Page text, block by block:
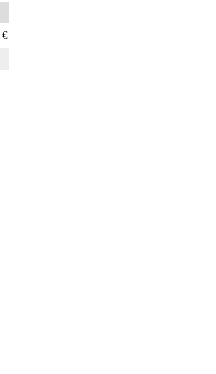
Elle inclut la dilatation du vaisseau.
entend : prothèse vasculaire non couverte,
€